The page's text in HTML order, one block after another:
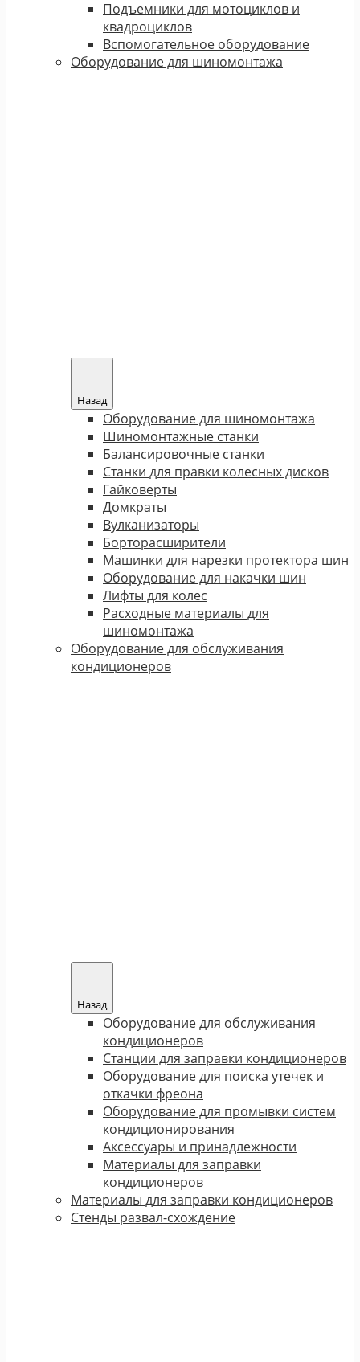
Подъемники для мотоциклов и
квадроциклов
Вспомогательное оборудование
Оборудование для шиномонтажа
Назад
Оборудование для шиномонтажа
Шиномонтажные станки
Балансировочные станки
Станки для правки колесных дисков
Гайковерты
Домкраты
Вулканизаторы
Борторасширители
Машинки для нарезки протектора шин
Оборудование для накачки шин
Лифты для колес
Расходные материалы для
шиномонтажа
Оборудование для обслуживания
кондиционеров
Назад
Оборудование для обслуживания
кондиционеров
Станции для заправки кондиционеров
Оборудование для поиска утечек и
откачки фреона
Оборудование для промывки систем
кондиционирования
Аксессуары и принадлежности
Материалы для заправки
кондиционеров
Материалы для заправки кондиционеров
Стенды развал-схождение